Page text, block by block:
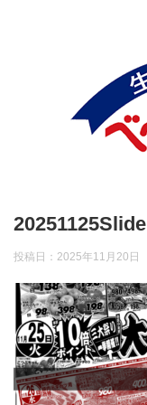
20251125Slide
投稿日： 2025年11月20日